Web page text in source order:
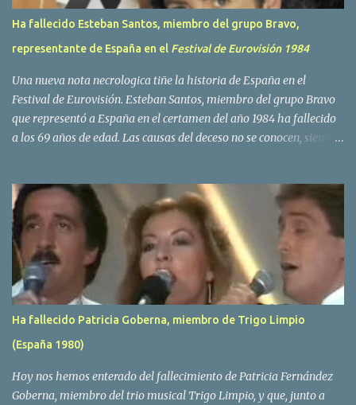
Ha fallecido Esteban Santos, miembro del grupo Bravo,
representante de España en el Festival de Eurovisión 1984
Una nueva nota necrologica tiñe la historia de España en el
Festival de Eurovisión. Esteban Santos, miembro del grupo Bravo
que representó a España en el certamen del año 1984 ha fallecido
a los 69 años de edad. Las causas del deceso no se conocen, siendo
traves de las redes sociales. Nacido en Tolosa en 1951, durante su
epoca universitaria en la carrera de empresariales conoció al
estudiante de medicina Luis Villar, comenzando a actuar
juntos,Santos a la guitarra y Villar al piano, sin atreverse a dar el
salto al mercado profesional. Sin embargo esto cambió gracias a la
propia Amaia Saizar, que tras su abandono de Trigo Limpio,
recibió por parte de la discografica Hispavox el encargo de crear
un nuevo grupo, reclutando al duo de amigos y a la ex modelo
Yolanda Hoyos. Con los cuatro surgió en el año 1982 el grupo
Ha fallecido Patricia Goberna, miembro de Trigo Limpio
(España 1980)
Hoy nos hemos enterado del fallecimiento de Patricia Fernández
Goberna, miembro del trio musical Trigo Limpio, y que, junto a